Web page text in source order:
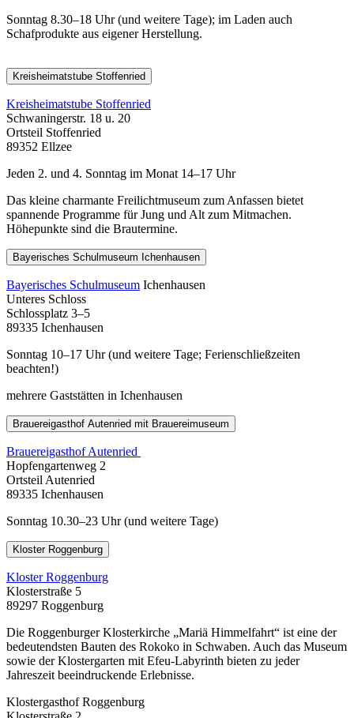
Sonntag 8.30–18 Uhr (und weitere Tage); im Laden auch
Schafprodukte aus eigener Herstellung.
Kreisheimatstube Stoffenried
Kreisheimatstube Stoffenried
Schwaningerstr. 18 u. 20
Ortsteil Stoffenried
89352 Ellzee
Jeden 2. und 4. Sonntag im Monat 14–17 Uhr
Das kleine charmante Freilichtmuseum zum Anfassen bietet
spannende Programme für Jung und Alt zum Mitmachen.
Höhepunkte sind die Brautermine.
Bayerisches Schulmuseum Ichenhausen
Bayerisches Schulmuseum Ichenhausen
Unteres Schloss
Schlossplatz 3–5
89335 Ichenhausen
Sonntag 10–17 Uhr (und weitere Tage; Ferienschließzeiten
beachten!)
mehrere Gaststätten in Ichenhausen
Brauereigasthof Autenried mit Brauereimuseum
Brauereigasthof Autenried
Hopfengartenweg 2
Ortsteil Autenried
89335 Ichenhausen
Sonntag 10.30–23 Uhr (und weitere Tage)
Kloster Roggenburg
Kloster Roggenburg
Klosterstraße 5
89297 Roggenburg
Die Roggenburger Klosterkirche „Mariä Himmelfahrt“ ist eine der
bedeutendsten Bauten des Rokoko in Schwaben. Auch das Museum
sowie der Klostergarten mit Efeu-Labyrinth bieten zu jeder
Jahreszeit beeindruckende Erlebnisse.
Klostergasthof Roggenburg